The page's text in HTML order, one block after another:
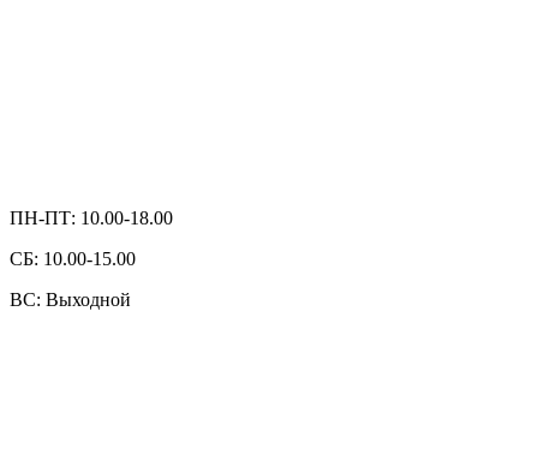
ПН-ПТ: 10.00-18.00
СБ: 10.00-15.00
ВС: Выходной